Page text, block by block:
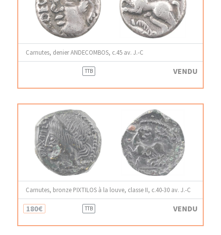
Carnutes, denier ANDECOMBOS, c.45 av. J.-C
TTB VENDU
Carnutes, bronze PIXTILOS à la louve, classe II, c.40-30 av. J.-C
180€ TTB VENDU